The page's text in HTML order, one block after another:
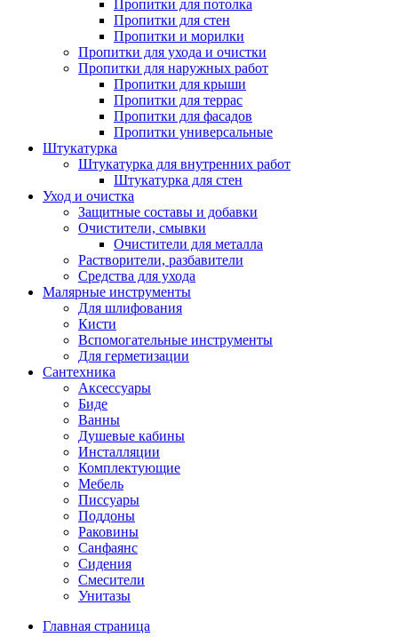
Пропитки для потолка
Пропитки для стен
Пропитки и морилки
Пропитки для ухода и очистки
Пропитки для наружных работ
Пропитки для крыши
Пропитки для террас
Пропитки для фасадов
Пропитки универсальные
Штукатурка
Штукатурка для внутренних работ
Штукатурка для стен
Уход и очистка
Защитные составы и добавки
Очистители, смывки
Очистители для металла
Растворители, разбавители
Средства для ухода
Малярные инструменты
Для шлифования
Кисти
Вспомогательные инструменты
Для герметизации
Сантехника
Аксессуары
Биде
Ванны
Душевые кабины
Инсталляции
Комплектующие
Мебель
Писсуары
Поддоны
Раковины
Санфаянс
Сидения
Смесители
Унитазы
Главная страница